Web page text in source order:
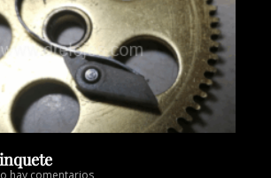
hay comentarios